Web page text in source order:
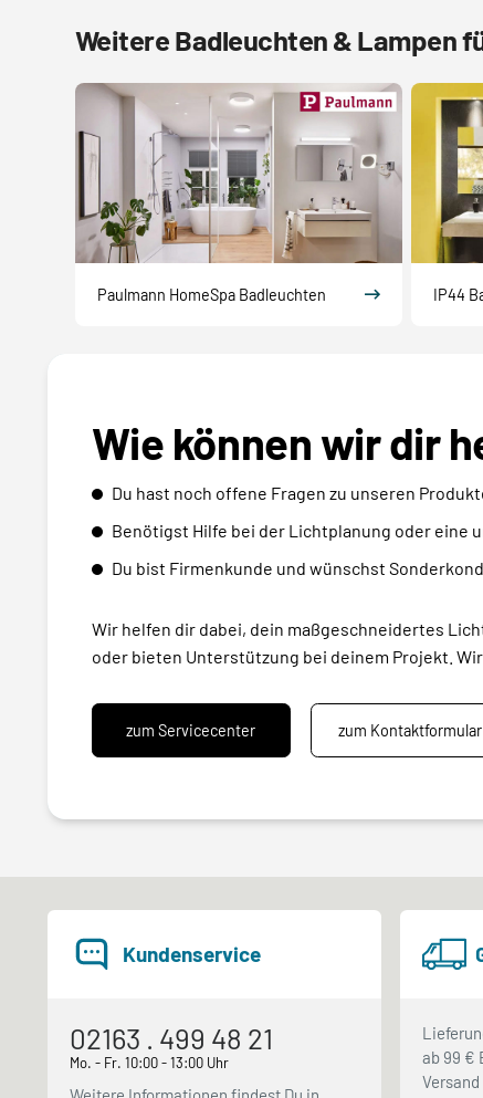
Weitere Badleuchten & Lampen
Paulmann HomeSpa Badleuchten IP44
Wie können wir dir
Du hast noch offene Fragen zu unseren
Benötigst Hilfe bei der Lichtplanung oder eine
Du bist Firmenkunde und wünschst
Wir helfen dir dabei, dein maßgeschneidertes
oder bieten Unterstützung bei deinem Projekt.
zum Servicecenter zum Kontaktformular
Kundenservice
02163 . 499 48 21
Mo. - Fr. 10:00 - 13:00 Uhr
ab 99 €